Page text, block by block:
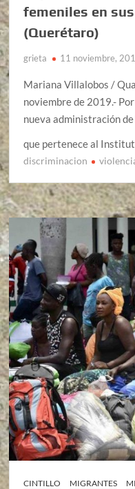
femeniles en
(Querétaro)
grieta 11 noviembre,
Mariana Villalobos /
noviembre de 2019.-
nueva administración
que pertenece al
discriminacion
CINTILLO MIGRANTES